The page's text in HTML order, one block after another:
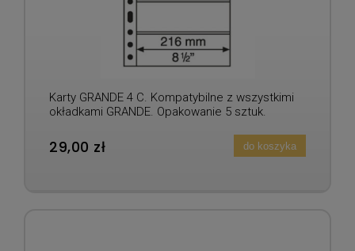
Karty GRANDE 4 C. Kompatybilne z wszystkimi
okładkami GRANDE. Opakowanie 5 sztuk.
29,00 zł do koszyka